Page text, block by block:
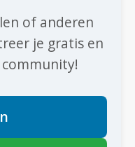
of anderen
je gratis en